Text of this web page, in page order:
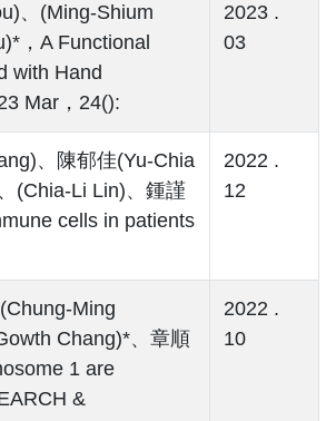
、(Ming-Shium
，A Functional
with Hand
Mar，24():
2023 .
03
、陳郁佳(Yu-Chia
(Chia-Li Lin)、鍾謹
cells in patients
2022 .
12
Ming
Chang)*、章順
1 are
&
2022 .
10